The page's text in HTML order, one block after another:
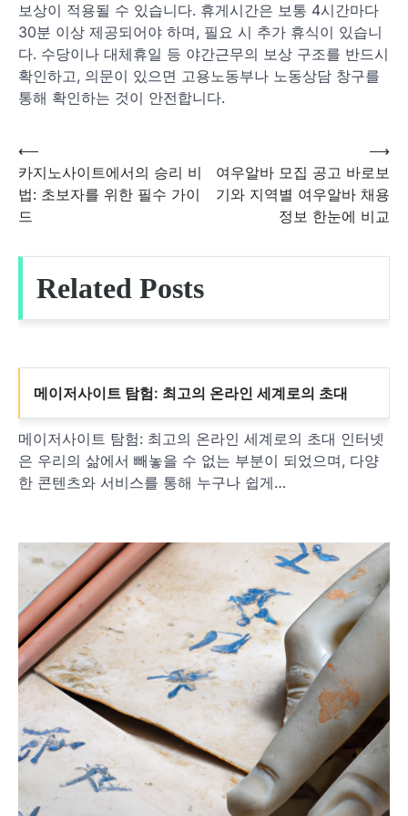
보상이 적용될 수 있습니다. 휴게시간은 보통 4시간마다
30분 이상 제공되어야 하며, 필요 시 추가 휴식이 있습니
다. 수당이나 대체휴일 등 야간근무의 보상 구조를 반드시
확인하고, 의문이 있으면 고용노동부나 노동상담 창구를
통해 확인하는 것이 안전합니다.
글
색
⟵
카지노사이트에서의 승리 비
법: 초보자를 위한 필수 가이
드
여우알바 모집 공고 바로보
기와 지역별 여우알바 채용
정보 한눈에 비교
⟶
Related Posts
메이저사이트 탐험: 최고의 온라인 세계로의 초대
메이저사이트 탐험: 최고의 온라인 세계로의 초대 인터넷
은 우리의 삶에서 빼놓을 수 없는 부분이 되었으며, 다양
한 콘텐츠와 서비스를 통해 누구나 쉽게…